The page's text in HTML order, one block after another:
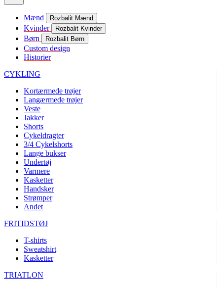
Mænd Rozbalit Mænd
Kvinder Rozbalit Kvinder
Børn Rozbalit Børn
Custom design
Historier
CYKLING
Kortærmede trøjer
Langærmede trøjer
Veste
Jakker
Shorts
Cykeldragter
3/4 Cykelshorts
Lange bukser
Undertøj
Varmere
Kasketter
Handsker
Strømper
Andet
FRITIDSTØJ
T-shirts
Sweatshirt
Kasketter
TRIATLON